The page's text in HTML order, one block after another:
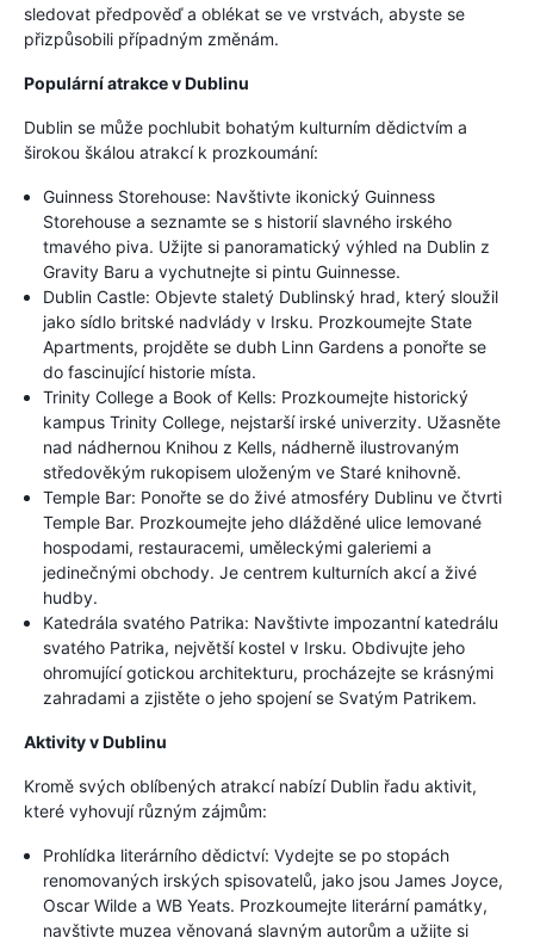
sledovat předpověď a oblékat se ve vrstvách, abyste se
přizpůsobili případným změnám.
Populární atrakce v Dublinu
Dublin se může pochlubit bohatým kulturním dědictvím a
širokou škálou atrakcí k prozkoumání:
Guinness Storehouse: Navštivte ikonický Guinness
Storehouse a seznamte se s historií slavného irského
tmavého piva. Užijte si panoramatický výhled na Dublin z
Gravity Baru a vychutnejte si pintu Guinnesse.
Dublin Castle: Objevte staletý Dublinský hrad, který sloužil
jako sídlo britské nadvlády v Irsku. Prozkoumejte State
Apartments, projděte se dubh Linn Gardens a ponořte se
do fascinující historie místa.
Trinity College a Book of Kells: Prozkoumejte historický
kampus Trinity College, nejstarší irské univerzity. Užasněte
nad nádhernou Knihou z Kells, nádherně ilustrovaným
středověkým rukopisem uloženým ve Staré knihovně.
Temple Bar: Ponořte se do živé atmosféry Dublinu ve čtvrti
Temple Bar. Prozkoumejte jeho dlážděné ulice lemované
hospodami, restauracemi, uměleckými galeriemi a
jedinečnými obchody. Je centrem kulturních akcí a živé
hudby.
Katedrála svatého Patrika: Navštivte impozantní katedrálu
svatého Patrika, největší kostel v Irsku. Obdivujte jeho
ohromující gotickou architekturu, procházejte se krásnými
zahradami a zjistěte o jeho spojení se Svatým Patrikem.
Aktivity v Dublinu
Kromě svých oblíbených atrakcí nabízí Dublin řadu aktivit,
které vyhovují různým zájmům:
Prohlídka literárního dědictví: Vydejte se po stopách
renomovaných irských spisovatelů, jako jsou James Joyce,
Oscar Wilde a WB Yeats. Prozkoumejte literární památky,
navštivte muzea věnovaná slavným autorům a užijte si